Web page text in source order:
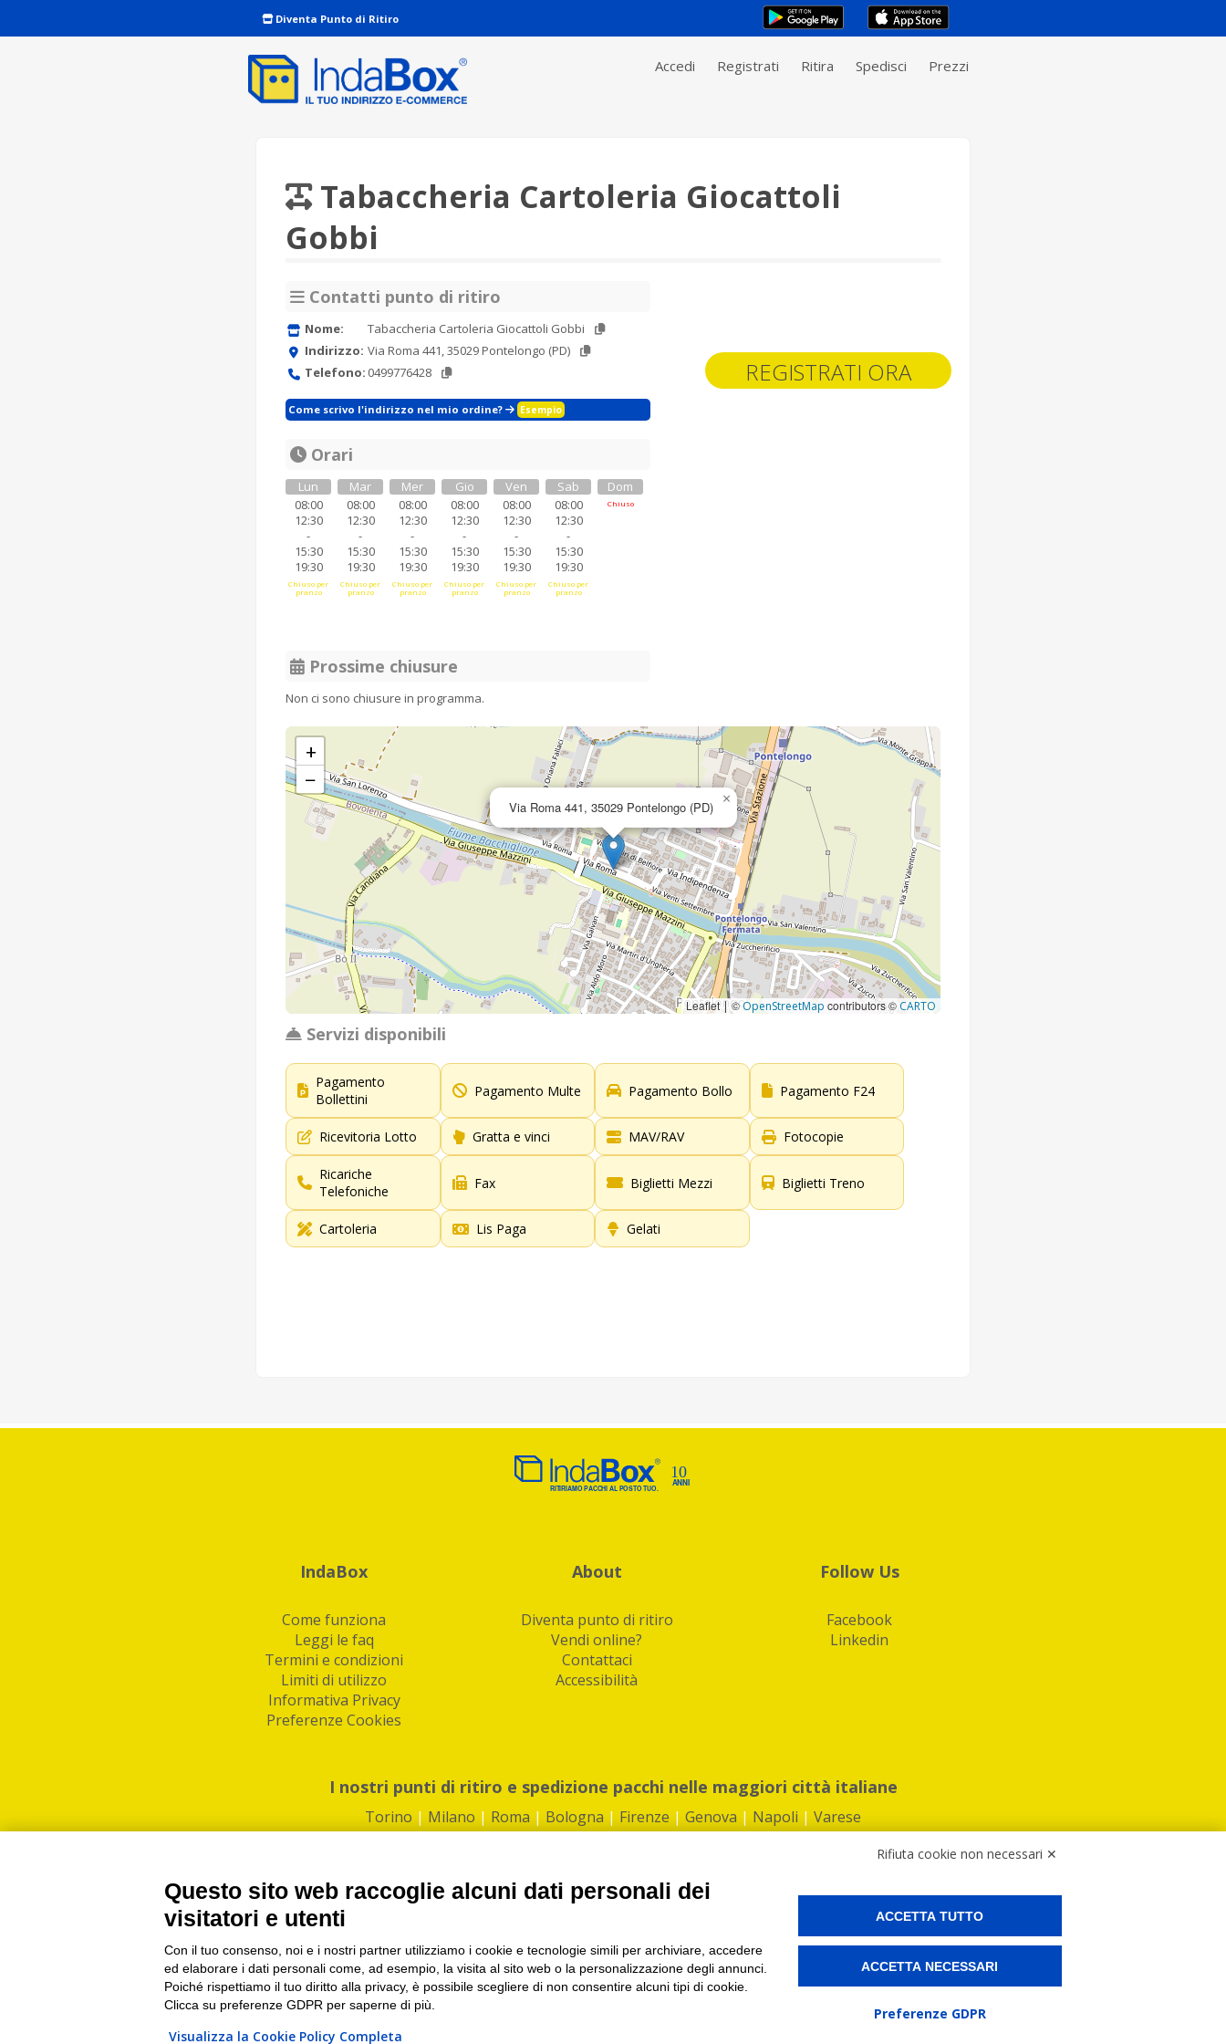
Diventa Punto di Ritiro
Accedi Registrati Ritira Spedisci Prezzi
REGISTRATI ORA
Tabaccheria Cartoleria Giocattoli
Gobbi
Contatti punto di ritiro
Nome:
Tabaccheria Cartoleria Giocattoli Gobbi
Indirizzo: Via Roma 441, 35029 Pontelongo (PD)
Telefono: 0499776428
Come scrivo l'indirizzo nel mio ordine? Esempio
Orari
Lun
08:00
12:30
-
15:30
19:30
Chiuso per
pranzo
Mar
08:00
12:30
-
15:30
19:30
Chiuso per
pranzo
Mer
08:00
12:30
-
15:30
19:30
Chiuso per
pranzo
Gio
08:00
12:30
-
15:30
19:30
Chiuso per
pranzo
Ven
08:00
12:30
-
15:30
19:30
Chiuso per
pranzo
Sab
08:00
12:30
-
15:30
19:30
Chiuso per
pranzo
Dom
Chiuso
Prossime chiusure
Non ci sono chiusure in programma.
Via Roma 441, 35029 Pontelongo (PD) ×
+
−
Leaflet|©OpenStreetMap contributors © CARTO
Servizi disponibili
Pagamento
Bollettini
Pagamento Multe Pagamento Bollo Pagamento F24
Ricevitoria Lotto Gratta e vinci MAV/RAV Fotocopie
Ricariche
Telefoniche
Fax Biglietti Mezzi Biglietti Treno
Cartoleria Lis Paga Gelati
IndaBox
Come funziona
Leggi le faq
Termini e condizioni
Limiti di utilizzo
Informativa Privacy
Preferenze Cookies
About
Diventa punto di ritiro
Vendi online?
Contattaci
Accessibilità
Follow Us
Facebook
Linkedin
I nostri punti di ritiro e spedizione pacchi nelle maggiori città italiane
Torino | Milano | Roma | Bologna | Firenze | Genova | Napoli | Varese
PI/CF/N°Iscr.: 10821360012 | REA: RM 1494760 | Cap.Soc.: 50.000€ |Whistleblowing|Privacy|Preferenze Cookies
IndaBox | Oltre 11.500 punti di ritiro tra Bar, Tabaccai, Edicole e Kipoint per ritirare i tuoi acquisti online e spedire i tuoi pacchi.
Rifiuta cookie non necessari ✕
Questo sito web raccoglie alcuni dati personali dei
visitatori e utenti
Con il tuo consenso, noi e i nostri partner utilizziamo i cookie e tecnologie simili per archiviare, accedere
ed elaborare i dati personali come, ad esempio, la visita al sito web o la personalizzazione degli annunci.
Poiché rispettiamo il tuo diritto alla privacy, è possibile scegliere di non consentire alcuni tipi di cookie.
Clicca su preferenze GDPR per saperne di più.
Visualizza la Cookie Policy Completa
ACCETTA TUTTO
ACCETTA NECESSARI
Preferenze GDPR